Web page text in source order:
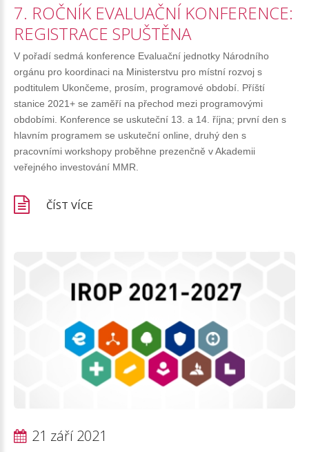
7. ROČNÍK EVALUAČNÍ KONFERENCE:
REGISTRACE SPUŠTĚNA
V pořadí sedmá konference Evaluační jednotky Národního
orgánu pro koordinaci na Ministerstvu pro místní rozvoj s
podtitulem Ukončeme, prosím, programové období. Příští
stanice 2021+ se zaměří na přechod mezi programovými
obdobími. Konference se uskuteční 13. a 14. října; první den s
hlavním programem se uskuteční online, druhý den s
pracovními workshopy proběhne prezenčně v Akademii
veřejného investování MMR.
ČÍST VÍCE
21 září 2021